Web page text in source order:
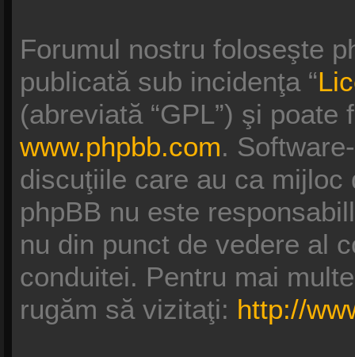
Forumul nostru foloseşte
publicată sub incidenţa “
(abreviată “GPL”) şi
www.phpbb.com.
discuţiile care au ca
phpBB nu este
nu din punct de vedere al
conduitei. Pentru mai
rugăm să vizitaţi: http://